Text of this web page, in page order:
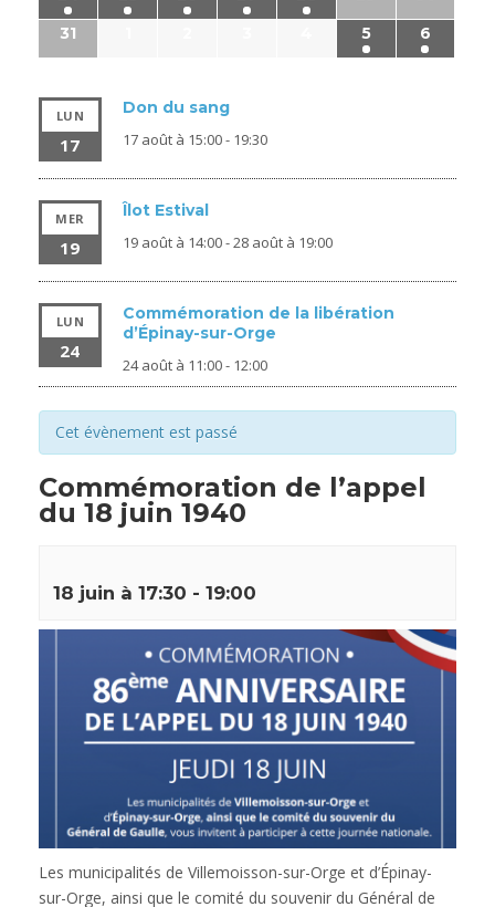
31
5 6
LUN
17
Don du sang
17 août à 15:00- 19:30
MER
19
Îlot Estival
19 août à 14:00-28 août à 19:00
LUN
24
Commémoration de la libération
d’Épinay-sur-Orge
24 août à 11:00- 12:00
Cet évènement est passé
Commémoration de l’appel
du 18 juin 1940
18 juin à 17:30 - 19:00
Les municipalités de Villemoisson-sur-Orge et d’Épinay-
sur-Orge, ainsi que le comité du souvenir du Général de